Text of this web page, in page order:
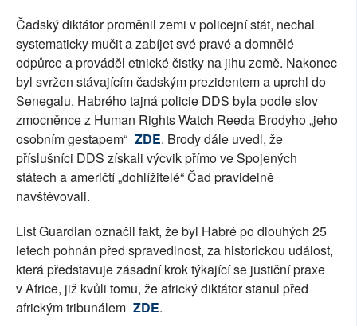
Čadský diktátor proměnil zemi v policejní stát, nechal
systematicky mučit a zabíjet své pravé a domnělé
odpůrce a prováděl etnické čistky na jihu země. Nakonec
byl svržen stávajícím čadským prezidentem a uprchl do
Senegalu. Habrého tajná policie DDS byla podle slov
zmocněnce z Human Rights Watch Reeda Brodyho „jeho
osobním gestapem“ ZDE. Brody dále uvedl, že
příslušníci DDS získali výcvik přímo ve Spojených
státech a američtí „dohlížitelé“ Čad pravidelně
navštěvovali.
List Guardian označil fakt, že byl Habré po dlouhých 25
letech pohnán před spravedlnost, za historickou událost,
která představuje zásadní krok týkající se justiční praxe
v Africe, již kvůli tomu, že africký diktátor stanul před
africkým tribunálem ZDE.